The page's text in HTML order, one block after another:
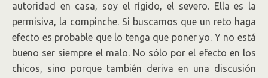
autoridad en casa, soy el rígido, el severo. Ella es la
permisiva, la compinche. Si buscamos que un reto haga
efecto es probable que lo tenga que poner yo. Y no está
bueno ser siempre el malo. No sólo por el efecto en los
chicos, sino porque también deriva en una discusión